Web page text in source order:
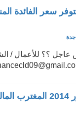
سعر الفائدة
؟؟ للأعمال /
جيد